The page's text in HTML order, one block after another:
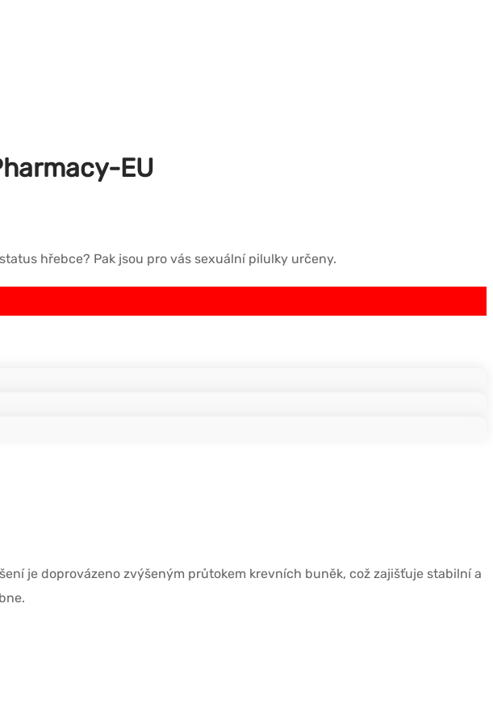
EU
hřebce? Pak jsou pro vás sexuální pilulky určeny.
je doprovázeno zvýšeným průtokem krevních buněk, což zajišťuje stabilní a